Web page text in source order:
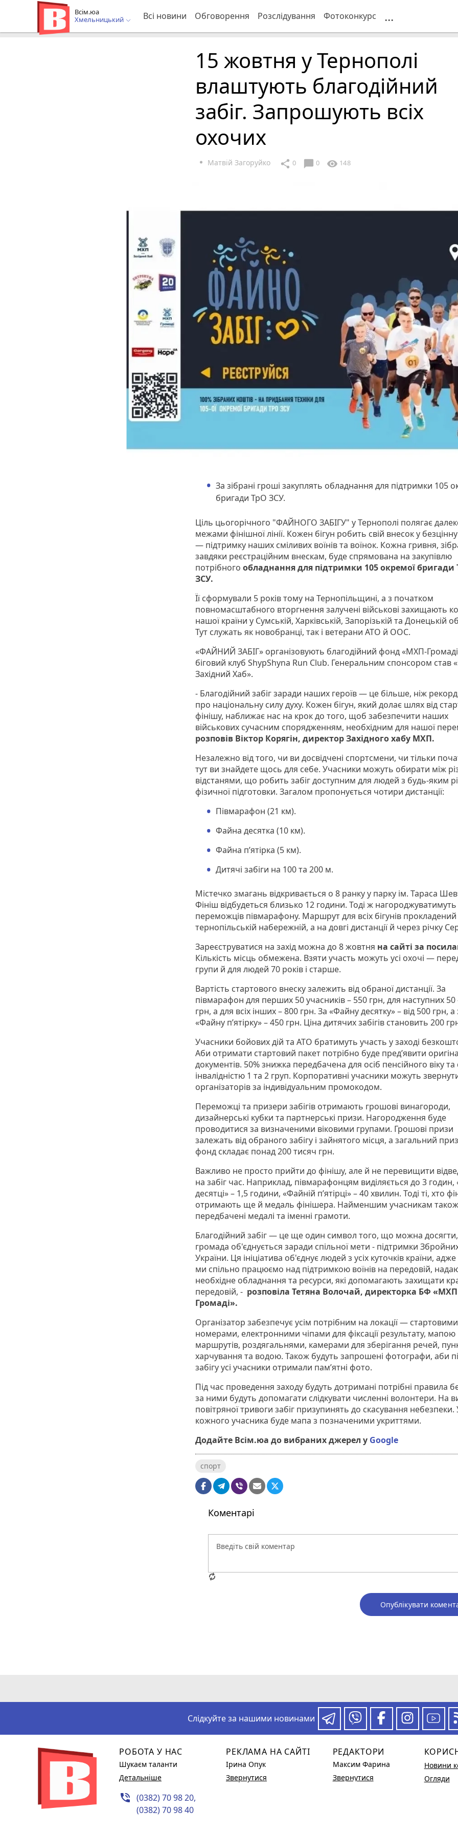
Всім.юа
Хмельницький
Всі новини Обговорення Розслідування Фотоконкурс ...
15 жовтня у Тернополі
влаштують благодійний
забіг. Запрошують всіх
охочих
Матвій Загоруйко share 0 chat_bubble 0 visibility 148
За зібрані гроші закуплять обладнання для підтримки 105
бригади ТрО ЗСУ.
Ціль цьогорічного "ФАЙНОГО ЗАБІГУ" у Тернополі полягає
межами фінішної лінії. Кожен бігун робить свій внесок у
— підтримку наших сміливих воїнів та воїнок. Кожна гривня,
завдяки реєстраційним внескам, буде спрямована на закупівлю
потрібного обладнання для підтримки 105 окремої бригади
ЗСУ.
Її сформували 5 років тому на Тернопільщині, а з початком
повномасштабного вторгнення залучені військові захищають
нашої країни у Сумській, Харківській, Запорізькій та Донецькій
Тут служать як новобранці, так і ветерани АТО й ООС.
«ФАЙНИЙ ЗАБІГ» організовують благодійний фонд «МХП-
біговий клуб ShypShyna Run Club. Генеральним спонсором став
Західний Хаб».
- Благодійний забіг заради наших героїв — це більше, ніж
про національну силу духу. Кожен бігун, який долає шлях від
фінішу, наближає нас на крок до того, щоб забезпечити наших
військових сучасним спорядженням, необхідним для нашої
розповів Віктор Корягін, директор Західного хабу МХП.
Незалежно від того, чи ви досвідчені спортсмени, чи тільки
тут ви знайдете щось для себе. Учасники можуть обирати між
відстанями, що робить забіг доступним для людей з будь-яким
фізичної підготовки. Загалом пропонується чотири дистанції:
Півмарафон (21 км).
Файна десятка (10 км).
Файна пʼятірка (5 км).
Дитячі забіги на 100 та 200 м.
Містечко змагань відкривається о 8 ранку у парку ім. Тараса
Фініш відбудеться близько 12 години. Тоді ж нагороджуватимуть
переможців півмарафону. Маршрут для всіх бігунів
тернопільській набережній, а на довгі дистанції й через річку
Зареєструватися на захід можна до 8 жовтня на сайті за
Кількість місць обмежена. Взяти участь можуть усі охочі —
групи й для людей 70 років і старше.
Вартість стартового внеску залежить від обраної дистанції. За
півмарафон для перших 50 учасників – 550 грн, для наступних 50
грн, а для всіх інших – 800 грн. За «Файну десятку» – від 500 грн, а
«Файну п’ятірку» – 450 грн. Ціна дитячих забігів становить 200
Учасники бойових дій та АТО братимуть участь у заході
Аби отримати стартовий пакет потрібно буде предʼявити
документів. 50% знижка передбачена для осіб пенсійного віку та
інвалідністю 1 та 2 груп. Корпоративні учасники можуть
організаторів за індивідуальним промокодом.
Переможці та призери забігів отримають грошові винагороди,
дизайнерські кубки та партнерські призи. Нагородження буде
проводитися за визначеними віковими групами. Грошові призи
залежать від обраного забігу і зайнятого місця, а загальний
фонд складає понад 200 тисяч грн.
Важливо не просто прийти до фінішу, але й не перевищити
на забіг час. Наприклад, півмарафонцям виділяється до 3 годин,
десятці» – 1,5 години, «Файній пʼятірці» – 40 хвилин. Тоді ті, хто
отримають ще й медаль фінішера. Найменшим учасникам також
передбачені медалі та іменні грамоти.
Благодійний забіг — це ще один символ того, що можна
громада об'єднується заради спільної мети - підтримки
України. Ця ініціатива об'єднує людей з усіх куточків країни,
ми спільно працюємо над підтримкою воїнів на передовій,
необхідне обладнання та ресурси, які допомагають захищати
передовій, - розповіла Тетяна Волочай, директорка БФ
Громаді».
Організатор забезпечує усім потрібним на локації — стартовими
номерами, електронними чіпами для фіксації результату, мапою
маршрутів, роздягальнями, камерами для зберігання речей,
харчування та водою. Також будуть запрошені фотографи, аби
забігу усі учасники отримали памʼятні фото.
Під час проведення заходу будуть дотримані потрібні правила
за ними будуть допомагати слідкувати численні волонтери. На
повітряної тривоги забіг призупинять до скасування небезпеки.
кожного учасника буде мапа з позначеними укриттями.
Додайте Всім.юа до вибраних джерел у Google
спорт
Коментарі
Опублікувати
Слідкуйте за нашими новинами
РОБОТА У НАС
Шукаєм таланти
Детальніше
phone_in_talk (0382) 70 98 20,
(0382) 70 98 40
РЕКЛАМА НА САЙТІ
Ірина Опук
Звернутися
РЕДАКТОРИ
Максим Фарина
Звернутися
Новини
Огляди